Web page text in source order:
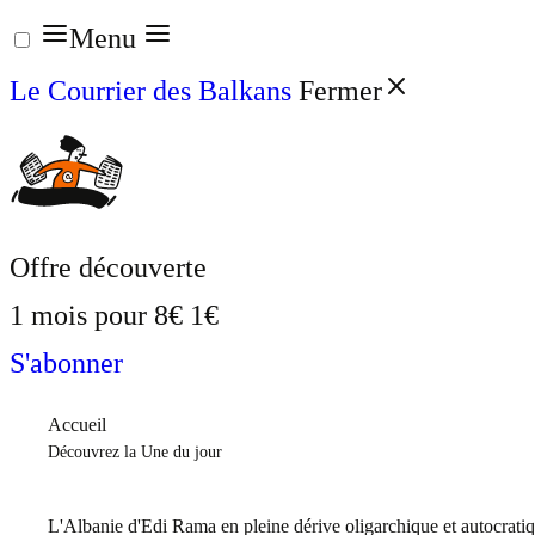
Aller
au
contenu
Menu
Le Courrier des Balkans Fermer
Offre découverte
1 mois pour 8€ 1€
S'abonner
Accueil
Découvrez la Une du jour
L'Albanie d'Edi Rama en pleine dérive oligarchique et